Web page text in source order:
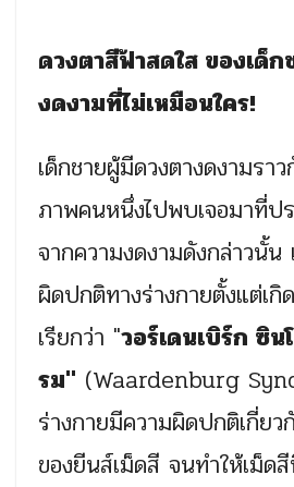
ดวงตาสีฟ้าสดใส ของเด็ก
งดงามที่ไม่เหมือนใคร!
เด็กชายผู้มีดวงตางดงามร
ภาพคนหนึ่งไปพบเจอมาที่ปร
จากความงดงามดังกล่าวนั้น
ผิดปกติทางร่างกายตั้งแต่เกิ
เรียกว่า "วอร์เดนเบิร์ก ซิน
รม" (Waardenburg
ร่างกายมีความผิดปกติเกี่ย
ของยีนส์เม็ดสี จนทำให้เม็ด